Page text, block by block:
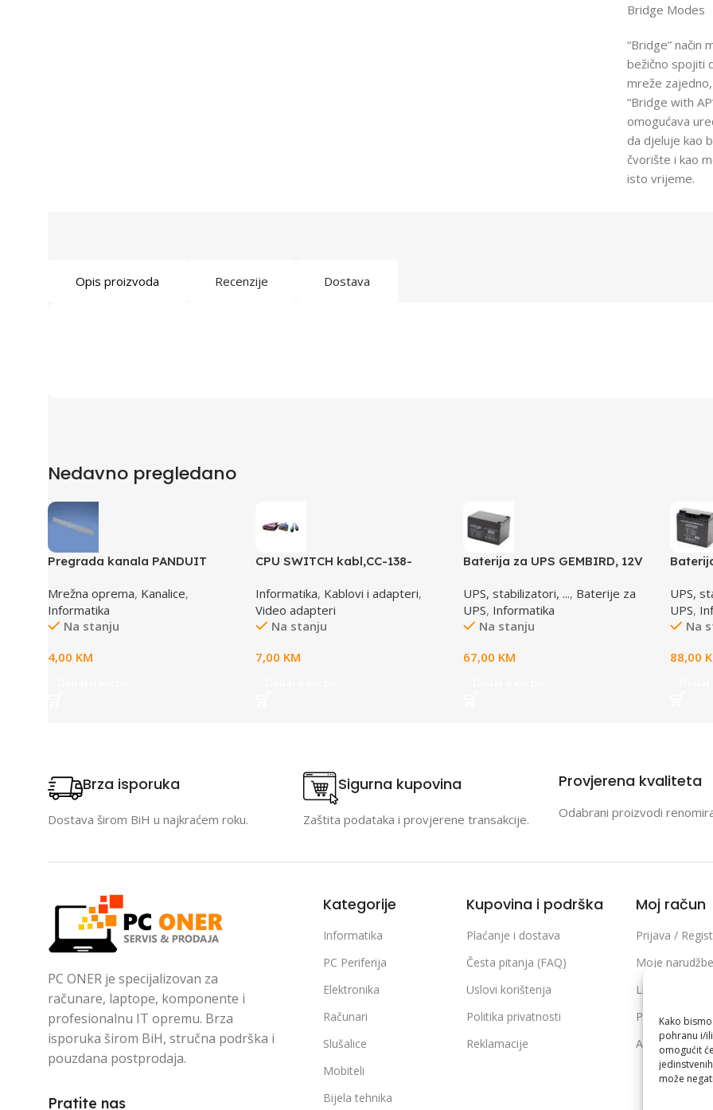
Kako
pohranu i/
omogućit
može
Bridge Modes
“Bridge” način
bežično spojiti
mreže
“Bridge with
omogućava
da djeluje kao
čvorište i kao
isto vrijeme.
Opis proizvoda Recenzije Dostava
Nedavno pregledano
Pregrada kanala PANDUIT
Mrežna oprema, Kanalice,
Informatika
Na stanju
4,00 KM
CPU SWITCH kabl,CC-138-
Informatika, Kablovi i adapteri,
Video adapteri
Na stanju
7,00 KM
Baterija za UPS GEMBIRD, 12V
UPS, stabilizatori, ..., Baterije za
UPS, Informatika
Na stanju
67,00 KM
UPS,
UPS,
Na
88,00
Brza isporuka
Dostava širom BiH u najkraćem roku.
Sigurna kupovina
Zaštita podataka i provjerene transakcije.
Provjerena kvaliteta
Odabrani proizvodi
PC ONER je specijalizovan za
računare, laptope, komponente i
profesionalnu IT opremu. Brza
isporuka širom BiH, stručna podrška i
pouzdana postprodaja.
Pratite nas
Kategorije
Informatika
PC Periferija
Elektronika
Računari
Slušalice
Mobiteli
Bijela tehnika
Kupovina i podrška
Plaćanje i dostava
Česta pitanja (FAQ)
Uslovi korištenja
Politika privatnosti
Reklamacije
Moj račun
Prijava /
Moje narudžbe
Lista želja
Poređenje
Adrese i